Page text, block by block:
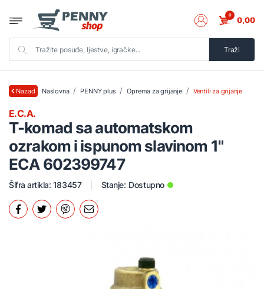
Traži
0 0,00
Nazad Naslovna PENNY plus Oprema za grijanje Ventili za grijanje
T-komad sa automatskom
ozrakom i ispunom slavinom 1"
ECA 602399747
E.C.A.
Šifra artikla: 183457 Stanje: Dostupno